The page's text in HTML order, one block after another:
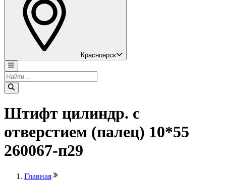
Красноярск
Штифт цилиндр. с
отверстием (палец) 10*55
260067-п29
Главная